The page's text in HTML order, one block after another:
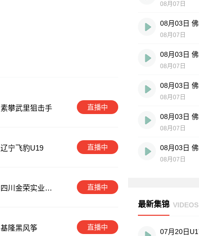
素攀武里狙击手 直播中
辽宁飞豹U19 直播中
四川金荣实业U1
直播中
基隆黑风筝 直播中
08月07日
08月07日
08月07日
08月07日
08月07日
08月07日
最新集锦 VIDEOS